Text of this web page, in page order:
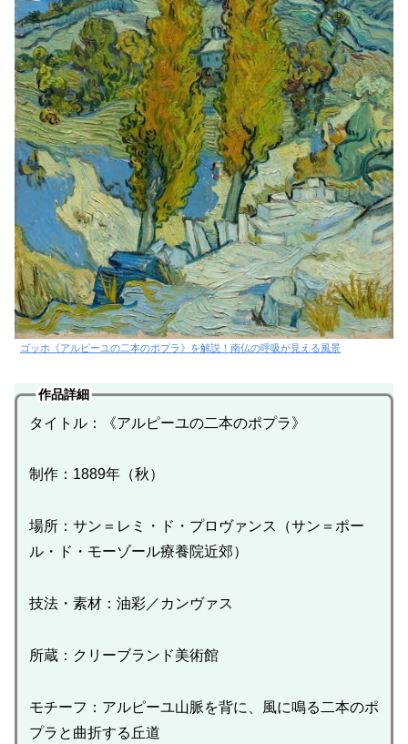
ゴッホ《アルピーユの二本のポプラ》を解説！南仏の呼吸が見える風景
作品詳細
タイトル：《アルピーユの二本のポプラ》
制作：1889年（秋）
場所：サン＝レミ・ド・プロヴァンス（サン＝ポー
ル・ド・モーゾール療養院近郊）
技法・素材：油彩／カンヴァス
所蔵：クリーブランド美術館
モチーフ：アルピーユ山脈を背に、風に鳴る二本のポ
プラと曲折する丘道